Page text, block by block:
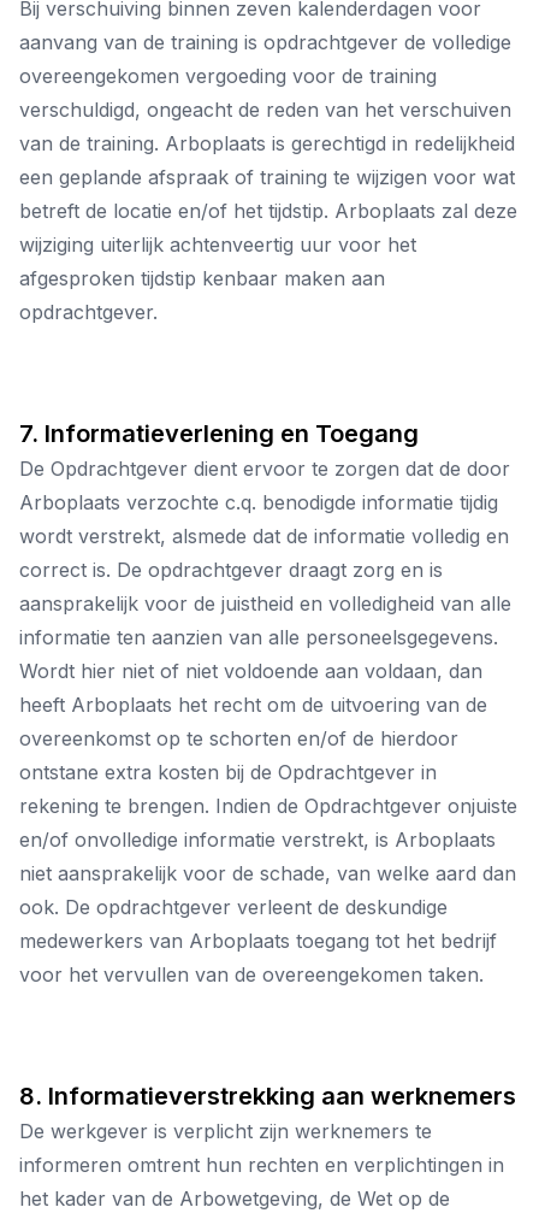
Bij verschuiving binnen zeven kalenderdagen voor
aanvang van de training is opdrachtgever de volledige
overeengekomen vergoeding voor de training
verschuldigd, ongeacht de reden van het verschuiven
van de training. Arboplaats is gerechtigd in redelijkheid
een geplande afspraak of training te wijzigen voor wat
betreft de locatie en/of het tijdstip. Arboplaats zal deze
wijziging uiterlijk achtenveertig uur voor het
afgesproken tijdstip kenbaar maken aan
opdrachtgever.
7. Informatieverlening en Toegang
De Opdrachtgever dient ervoor te zorgen dat de door
Arboplaats verzochte c.q. benodigde informatie tijdig
wordt verstrekt, alsmede dat de informatie volledig en
correct is. De opdrachtgever draagt zorg en is
aansprakelijk voor de juistheid en volledigheid van alle
informatie ten aanzien van alle personeelsgegevens.
Wordt hier niet of niet voldoende aan voldaan, dan
heeft Arboplaats het recht om de uitvoering van de
overeenkomst op te schorten en/of de hierdoor
ontstane extra kosten bij de Opdrachtgever in
rekening te brengen. Indien de Opdrachtgever onjuiste
en/of onvolledige informatie verstrekt, is Arboplaats
niet aansprakelijk voor de schade, van welke aard dan
ook. De opdrachtgever verleent de deskundige
medewerkers van Arboplaats toegang tot het bedrijf
voor het vervullen van de overeengekomen taken.
8. Informatieverstrekking aan werknemers
De werkgever is verplicht zijn werknemers te
informeren omtrent hun rechten en verplichtingen in
het kader van de Arbowetgeving, de Wet op de